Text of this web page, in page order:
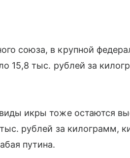
союза, в крупной
15,8 тыс. рублей за
икры тоже остаются
тыс. рублей за
путина.